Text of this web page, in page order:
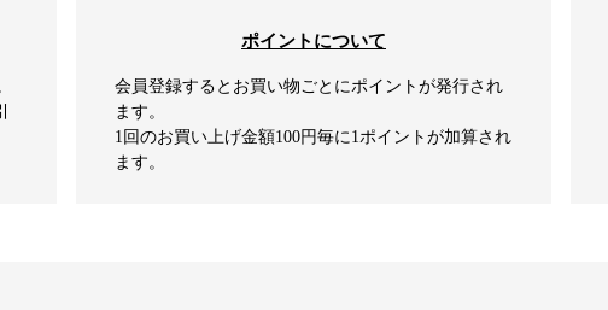
ポイントについて
会員登録するとお買い物ごとにポイントが発行され
ます。
1回のお買い上げ金額100円毎に1ポイントが加算され
ます。